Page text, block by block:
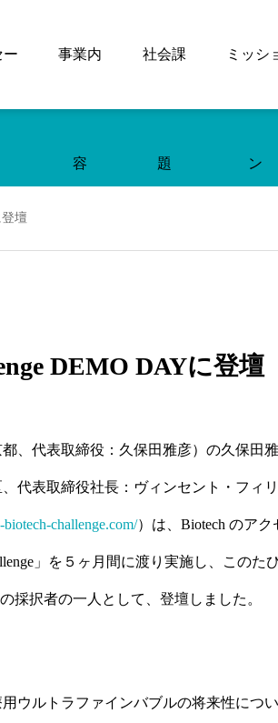
ー 事業内
容
社会課
題
ミッシ
ン
壇
DEMO DAYに登壇
、代表取締役：久保田雅彦）の久保田雅
代表取締役社長：ヴィンセント・フィ
biotech-challenge.com/）は、Biotech のア
」を５ヶ月間に渡り実施し、このた
採択者の一人として、登壇しました。
ウルトラファインバブルの将来性につ